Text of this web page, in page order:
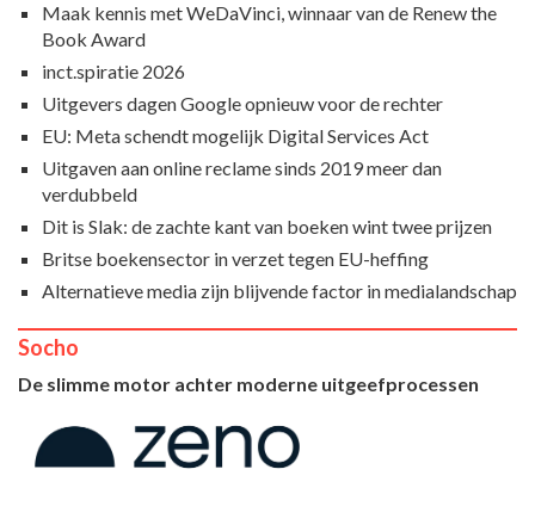
Maak kennis met WeDaVinci, winnaar van de Renew the
Book Award
inct.spiratie 2026
Uitgevers dagen Google opnieuw voor de rechter
EU: Meta schendt mogelijk Digital Services Act
Uitgaven aan online reclame sinds 2019 meer dan
verdubbeld
Dit is Slak: de zachte kant van boeken wint twee prijzen
Britse boekensector in verzet tegen EU-heffing
Alternatieve media zijn blijvende factor in medialandschap
Socho
De slimme motor achter moderne uitgeefprocessen